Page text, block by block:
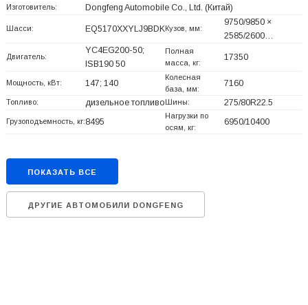
Изготовитель: Dongfeng Automobile Co., Ltd. (Китай)
Шасси: EQ5170XXYLJ9BDKКузов, мм:
9750/9850 ×
2585/2600…
Двигатель:
YC4EG200-50;
ISB190 50
Полная
масса, кг:
17350
Мощность, кВт: 147; 140
Колесная
база, мм:
7160
Топливо: дизельное топливоШины: 275/80R22.5
Грузоподъемность, кг:8495
Нагрузки по
осям, кг:
6950/10400
ПОКАЗАТЬ ВСЕ
ДРУГИЕ АВТОМОБИЛИ DONGFENG